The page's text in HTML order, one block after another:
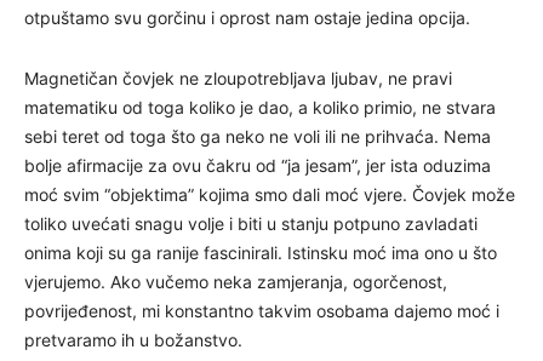
otpuštamo svu gorčinu i oprost nam ostaje jedina opcija.
Magnetičan čovjek ne zloupotrebljava ljubav, ne pravi
matematiku od toga koliko je dao, a koliko primio, ne stvara
sebi teret od toga što ga neko ne voli ili ne prihvaća. Nema
bolje afirmacije za ovu čakru od “ja jesam”, jer ista oduzima
moć svim “objektima” kojima smo dali moć vjere. Čovjek može
toliko uvećati snagu volje i biti u stanju potpuno zavladati
onima koji su ga ranije fascinirali. Istinsku moć ima ono u što
vjerujemo. Ako vučemo neka zamjeranja, ogorčenost,
povrijeđenost, mi konstantno takvim osobama dajemo moć i
pretvaramo ih u božanstvo.